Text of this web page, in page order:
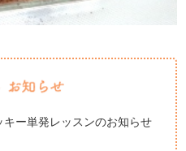
ー単発レッスンのお知らせ